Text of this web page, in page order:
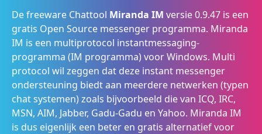
De freeware Chattool Miranda IM versie 0.9.47 is een
gratis Open Source messenger programma. Miranda
IM is een multiprotocol instantmessaging-
programma (IM programma) voor Windows. Multi
protocol wil zeggen dat deze instant messenger
ondersteuning biedt aan meerdere netwerken (typen
chat systemen) zoals bijvoorbeeld die van ICQ, IRC,
MSN, AIM, Jabber, Gadu-Gadu en Yahoo. Miranda IM
is dus eigenlijk een beter en gratis alternatief voor